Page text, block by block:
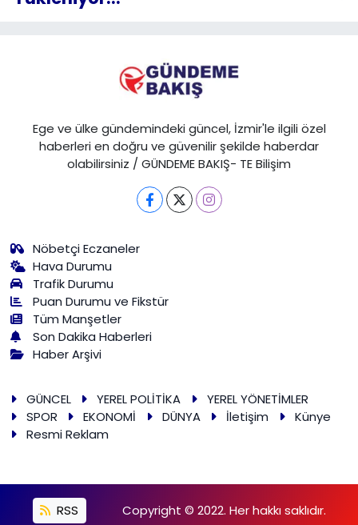
Ege ve ülke gündemindeki güncel, İzmir'le ilgili özel
haberleri en doğru ve güvenilir şekilde haberdar
olabilirsiniz / GÜNDEME BAKIŞ- TE Bilişim
Nöbetçi Eczaneler
Hava Durumu
Trafik Durumu
Puan Durumu ve Fikstür
Tüm Manşetler
Son Dakika Haberleri
Haber Arşivi
GÜNCEL YEREL POLİTİKA
YEREL YÖNETİMLER
SPOR
EKONOMİ DÜNYA İletişim
Künye
Resmi Reklam
RSS Copyright © 2022. Her hakkı saklıdır.